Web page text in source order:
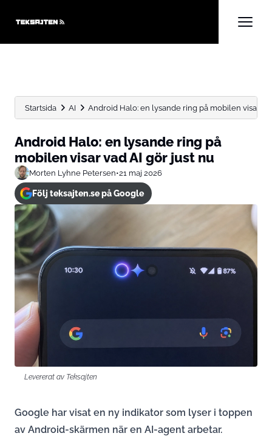
Startsida AI Android Halo: en lysande ring på mobilen visar
Android Halo: en lysande ring på
mobilen visar vad AI gör just nu
Morten Lyhne Petersen•21 maj 2026
Följ teksajten.se på Google
Levererat av Teksajten
Google har visat en ny indikator som lyser i toppen
av Android-skärmen när en AI-agent arbetar.